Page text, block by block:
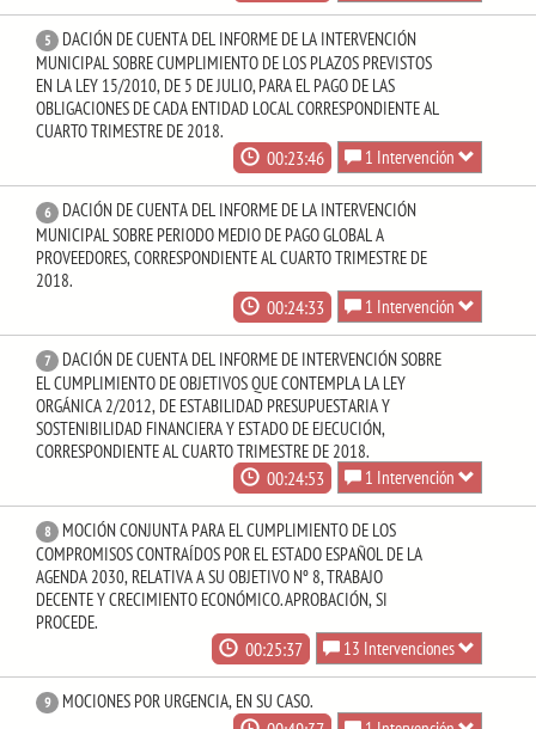
5
DACIÓN DE CUENTA DEL INFORME DE LA INTERVENCIÓN
MUNICIPAL SOBRE CUMPLIMIENTO DE LOS PLAZOS PREVISTOS
EN LA LEY 15/2010, DE 5 DE JULIO, PARA EL PAGO DE LAS
OBLIGACIONES DE CADA ENTIDAD LOCAL CORRESPONDIENTE AL
CUARTO TRIMESTRE DE 2018.
00:23:46 1 Intervención
6
DACIÓN DE CUENTA DEL INFORME DE LA INTERVENCIÓN
MUNICIPAL SOBRE PERIODO MEDIO DE PAGO GLOBAL A
PROVEEDORES, CORRESPONDIENTE AL CUARTO TRIMESTRE DE
2018.
00:24:33 1 Intervención
7
DACIÓN DE CUENTA DEL INFORME DE INTERVENCIÓN SOBRE
EL CUMPLIMIENTO DE OBJETIVOS QUE CONTEMPLA LA LEY
ORGÁNICA 2/2012, DE ESTABILIDAD PRESUPUESTARIA Y
SOSTENIBILIDAD FINANCIERA Y ESTADO DE EJECUCIÓN,
CORRESPONDIENTE AL CUARTO TRIMESTRE DE 2018.
00:24:53 1 Intervención
8
MOCIÓN CONJUNTA PARA EL CUMPLIMIENTO DE LOS
COMPROMISOS CONTRAÍDOS POR EL ESTADO ESPAÑOL DE LA
AGENDA 2030, RELATIVA A SU OBJETIVO Nº 8, TRABAJO
DECENTE Y CRECIMIENTO ECONÓMICO. APROBACIÓN, SI
PROCEDE.
00:25:37 13 Intervenciones
9 MOCIONES POR URGENCIA, EN SU CASO.